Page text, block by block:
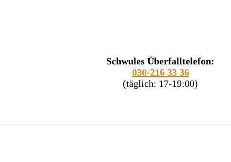
Schwules Überfalltelefon:
030-216 33 36
(täglich: 17-19:00)